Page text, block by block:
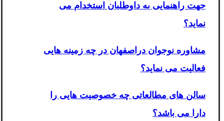
جهت راهنمایی به داوطلبان استخدام می
نماید؟
مشاوره نوجوان دراصفهان در چه زمینه هایی
فعالیت می نماید؟
سالن های مطالعاتی چه خصوصیت هایی را
دارا می باشد؟